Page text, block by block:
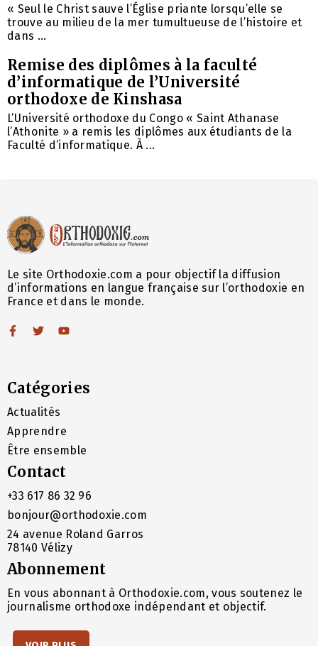
« Seul le Christ sauve l’Église priante lorsqu’elle se
trouve au milieu de la mer tumultueuse de l’histoire et
dans ...
Remise des diplômes à la faculté
d’informatique de l’Université
orthodoxe de Kinshasa
L’Université orthodoxe du Congo « Saint Athanase
l’Athonite » a remis les diplômes aux étudiants de la
Faculté d’informatique. À ...
Le site Orthodoxie.com a pour objectif la diffusion
d’informations en langue française sur l’orthodoxie en
France et dans le monde.
Catégories
Actualités
Apprendre
Être ensemble
Contact
+33 617 86 32 96
bonjour@orthodoxie.com
24 avenue Roland Garros
78140 Vélizy
Abonnement
En vous abonnant à Orthodoxie.com, vous soutenez le
journalisme orthodoxe indépendant et objectif.